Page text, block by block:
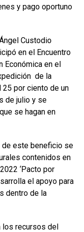
y pago oportuno
Custodio
en el Encuentro
Económica en el
de la
25 por ciento de un
de julio y se
se hagan en
de este beneficio se
contenidos en
‘Pacto por
el apoyo para
dentro de la
los recursos del